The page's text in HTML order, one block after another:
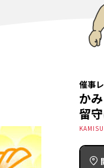
催事
か
留守